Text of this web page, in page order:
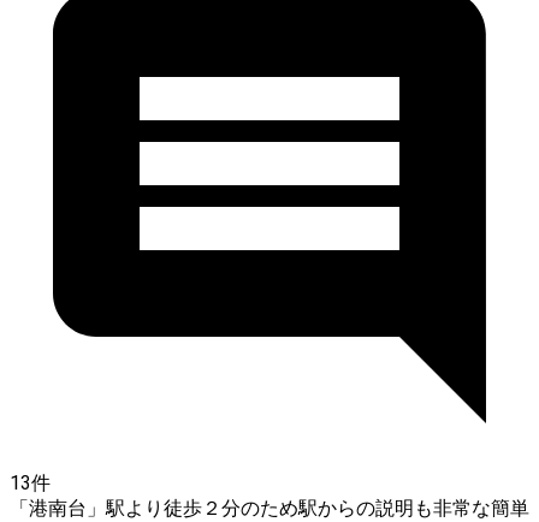
13件
「港南台」駅より徒歩２分のため駅からの説明も非常な簡単